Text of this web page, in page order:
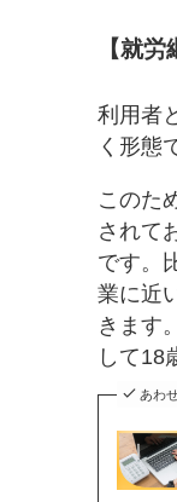
【就
利用者
く形態
このた
されて
です。
業に近
きます
して18
あわ